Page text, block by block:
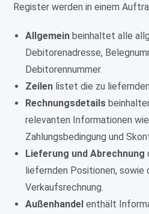
Register werden in einem
Allgemein beinhaltet alle
Debitorenadresse,
Debitorennummer.
Zeilen listet die zu
Rechnungsdetails
relevanten Informationen
Zahlungsbedingung und
Lieferung und Abrechnung
liefernden Positionen, sowie
Verkaufsrechnung.
Außenhandel enthält